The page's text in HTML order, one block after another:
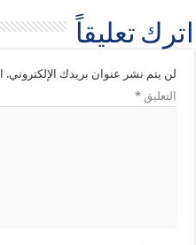
اترك تعليقاً
لن يتم نشر عنوان بريدك الإلكتروني.
التعليق*